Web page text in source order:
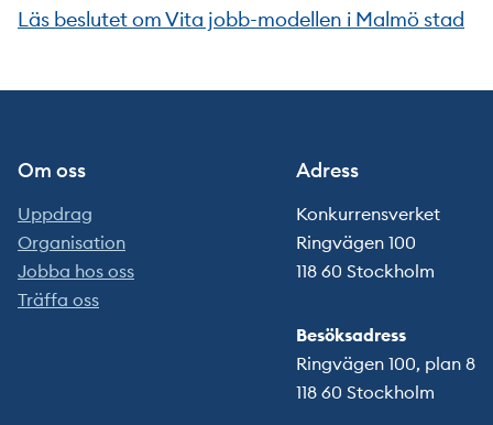
Läs beslutet om Vita jobb-modellen i Malmö stad
Om oss
Uppdrag
Organisation
Jobba hos oss
Träffa oss
Adress
Konkurrensverket
Ringvägen 100
118 60 Stockholm
Besöksadress
Ringvägen 100, plan 8
118 60 Stockholm